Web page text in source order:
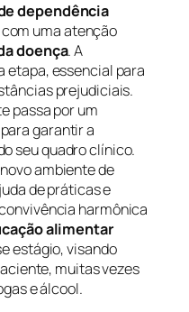
dependência
uma atenção
doença. A
etapa, essencial para
prejudiciais.
passa por um
garantir a
seu quadro clínico.
ambiente de
de práticas e
harmônica
alimentar
estágio, visando
muitas vezes
e álcool.